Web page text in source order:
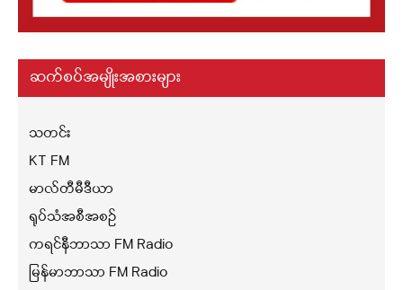
ဆက်စပ်အမျိုးအစားများ
သတင်း
KT FM
မာလ်တီမီဒီယာ
ရုပ်သံအစီအစဉ်
ကရင်နီဘာသာ FM Radio
မြန်မာဘာသာ FM Radio